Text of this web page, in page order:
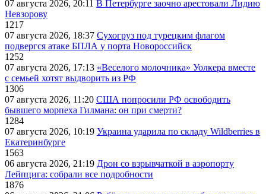
07 августа 2026, 20:11 В Петербурге заочно арестовали Лидию
Невзорову
1217
07 августа 2026, 18:37 Сухогруз под турецким флагом
подвергся атаке БПЛА у порта Новороссийск
1252
07 августа 2026, 17:13 «Веселого молочника» Уолкера вместе
с семьей хотят выдворить из РФ
1306
07 августа 2026, 11:20 США попросили РФ освободить
бывшего морпеха Гилмана: он при смерти?
1284
07 августа 2026, 10:19 Украина ударила по складу Wildberries в
Екатеринбурге
1563
06 августа 2026, 21:19 Дрон со взрывчаткой в аэропорту
Лейпцига: собрали все подробности
1876